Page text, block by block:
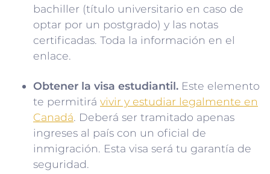
bachiller (título universitario en caso de
optar por un postgrado) y las notas
certificadas. Toda la información en el
enlace.
Obtener la visa estudiantil. Este elemento
te permitirá vivir y estudiar legalmente en
Canadá. Deberá ser tramitado apenas
ingreses al país con un oficial de
inmigración. Esta visa será tu garantía de
seguridad.